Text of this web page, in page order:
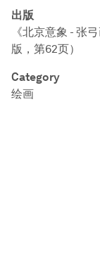
出版
《北京意象 - 张
版，第62页）
Category
绘画